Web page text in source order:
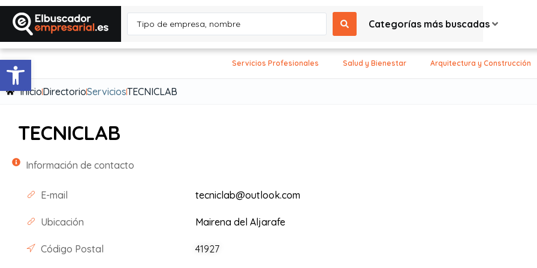
Abrir barra de herramientas
Categorías más buscadas
Servicios Profesionales Salud y Bienestar Arquitectura y Construcción
InicioDirectorioServiciosTECNICLAB
TECNICLAB
Información de contacto
E-mail tecniclab@outlook.com
Ubicación Mairena del Aljarafe
Código Postal 41927